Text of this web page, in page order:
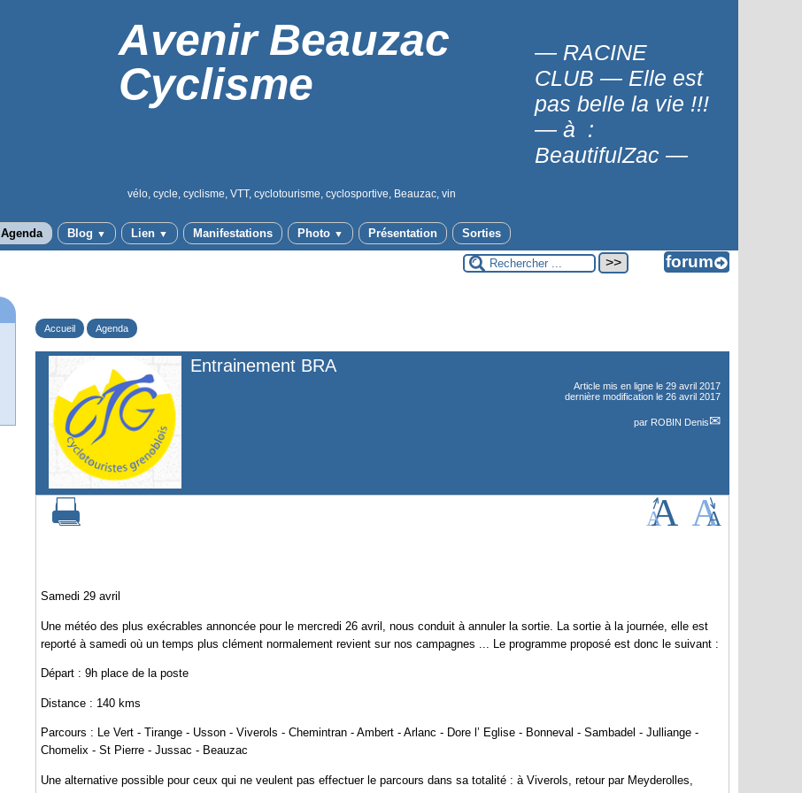
Avenir Beauzac
Cyclisme
— RACINE
CLUB — Elle est
pas belle la vie !!!
— à :
BeautifulZac —
vélo, cycle, cyclisme, VTT, cyclotourisme, cyclosportive, Beauzac, vin
Agenda Blog ▼ Lien ▼ Manifestations Photo ▼ Présentation Sorties
Accueil Agenda
Entrainement BRA
Article mis en ligne le 29 avril 2017
dernière modification le 26 avril 2017
par ROBIN Denis
Samedi 29 avril
Une météo des plus exécrables annoncée pour le mercredi 26 avril, nous conduit à annuler la sortie. La sortie à la journée, elle est
reporté à samedi où un temps plus clément normalement revient sur nos campagnes ... Le programme proposé est donc le suivant :
Départ : 9h place de la poste
Distance : 140 kms
Parcours : Le Vert - Tirange - Usson - Viverols - Chemintran - Ambert - Arlanc - Dore l’ Eglise - Bonneval - Sambadel - Julliange -
Chomelix - St Pierre - Jussac - Beauzac
Une alternative possible pour ceux qui ne veulent pas effectuer le parcours dans sa totalité : à Viverols, retour par Meyderolles,